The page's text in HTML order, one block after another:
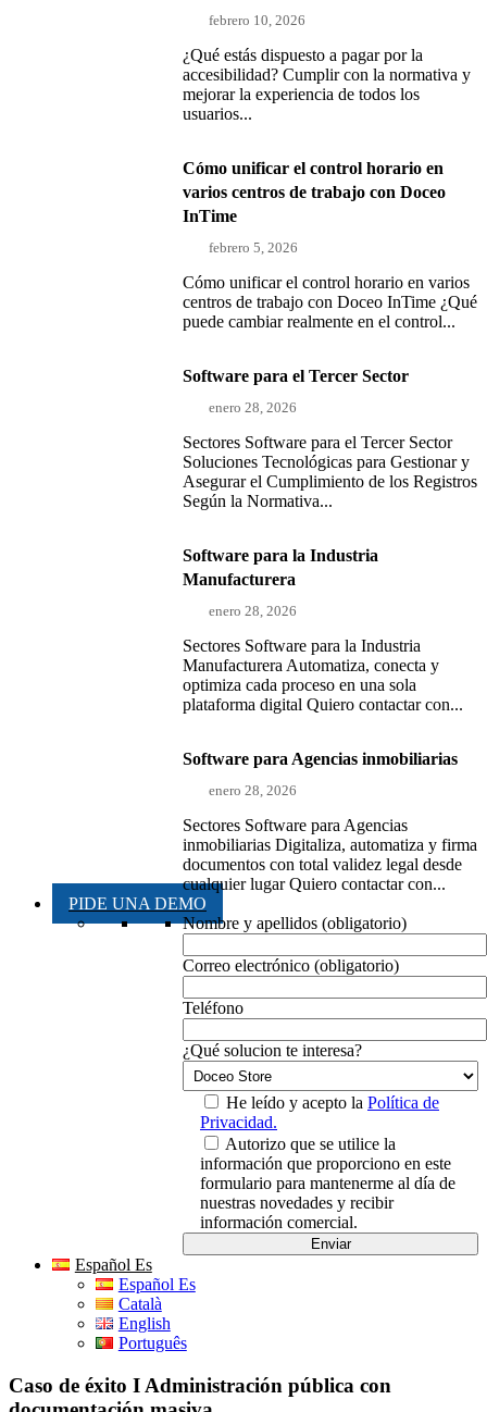
febrero 10, 2026
¿Qué estás dispuesto a pagar por la
accesibilidad? Cumplir con la normativa y
mejorar la experiencia de todos los
usuarios...
Cómo unificar el control horario en
varios centros de trabajo con Doceo
InTime
febrero 5, 2026
Cómo unificar el control horario en varios
centros de trabajo con Doceo InTime ¿Qué
puede cambiar realmente en el control...
Software para el Tercer Sector
enero 28, 2026
Sectores Software para el Tercer Sector
Soluciones Tecnológicas para Gestionar y
Asegurar el Cumplimiento de los Registros
Según la Normativa...
Software para la Industria
Manufacturera
enero 28, 2026
Sectores Software para la Industria
Manufacturera Automatiza, conecta y
optimiza cada proceso en una sola
plataforma digital Quiero contactar con...
Software para Agencias inmobiliarias
enero 28, 2026
Sectores Software para Agencias
inmobiliarias Digitaliza, automatiza y firma
documentos con total validez legal desde
cualquier lugar Quiero contactar con...
PIDE UNA DEMO
Nombre y apellidos (obligatorio)
Correo electrónico (obligatorio)
Teléfono
¿Qué solucion te interesa?
He leído y acepto la Política de
Privacidad.
Autorizo que se utilice la
información que proporciono en este
formulario para mantenerme al día de
nuestras novedades y recibir
información comercial.
Español Es
Español Es
Català
English
Português
Caso de éxito I Administración pública con